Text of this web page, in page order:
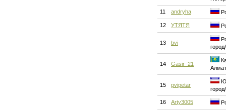
11 andryha
12 УТЯТЯ
13 bvi
14 Gasir_21
15 pvipetar
16 Arty3005